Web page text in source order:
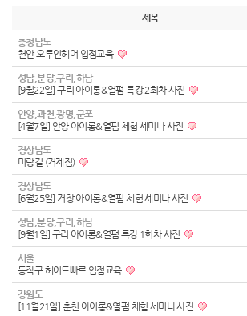
제목
충청남도
천안 오투인헤어 입점교육
성남,분당,구리,하남
[9월22일] 구리 아이롱&열펌 특강 2회차 사진
안양,과천,광명,군포
[4월7일] 안양 아이롱&열펌 체험 세미나 사진
경상남도
미랑컬 (거제점)
경상남도
[6월25일] 거창 아이롱&열펌 체험 세미나 사진
성남,분당,구리,하남
[9월1일] 구리 아이롱&열펌 특강 1회차 사진
서울
동작구 헤어드빠르 입점교육
강원도
[11월21일] 춘천 아이롱&열펌 체험 세미나 사진